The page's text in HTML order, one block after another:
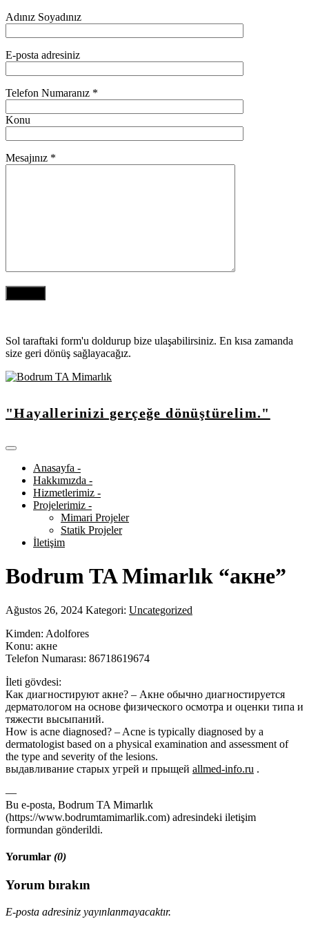
Adınız Soyadınız
E-posta adresiniz
Telefon Numaranız *
Konu
Mesajınız *
Sol taraftaki form'u doldurup bize ulaşabilirsiniz. En kısa zamanda
size geri dönüş sağlayacağız.
"Hayallerinizi gerçeğe dönüştürelim."
Anasayfa -
Hakkımızda -
Hizmetlerimiz -
Projelerimiz -
Mimari Projeler
Statik Projeler
İletişim
Bodrum TA Mimarlık “акне”
Ağustos 26, 2024 Kategori: Uncategorized
Kimden: Adolfores
Konu: акне
Telefon Numarası: 86718619674
İleti gövdesi:
Как диагностируют акне? – Акне обычно диагностируется
дерматологом на основе физического осмотра и оценки типа и
тяжести высыпаний.
How is acne diagnosed? – Acne is typically diagnosed by a
dermatologist based on a physical examination and assessment of
the type and severity of the lesions.
выдавливание старых угрей и прыщей allmed-info.ru .
—
Bu e-posta, Bodrum TA Mimarlık
(https://www.bodrumtamimarlik.com) adresindeki iletişim
formundan gönderildi.
Yorumlar (0)
Yorum bırakın
E-posta adresiniz yayınlanmayacaktır.